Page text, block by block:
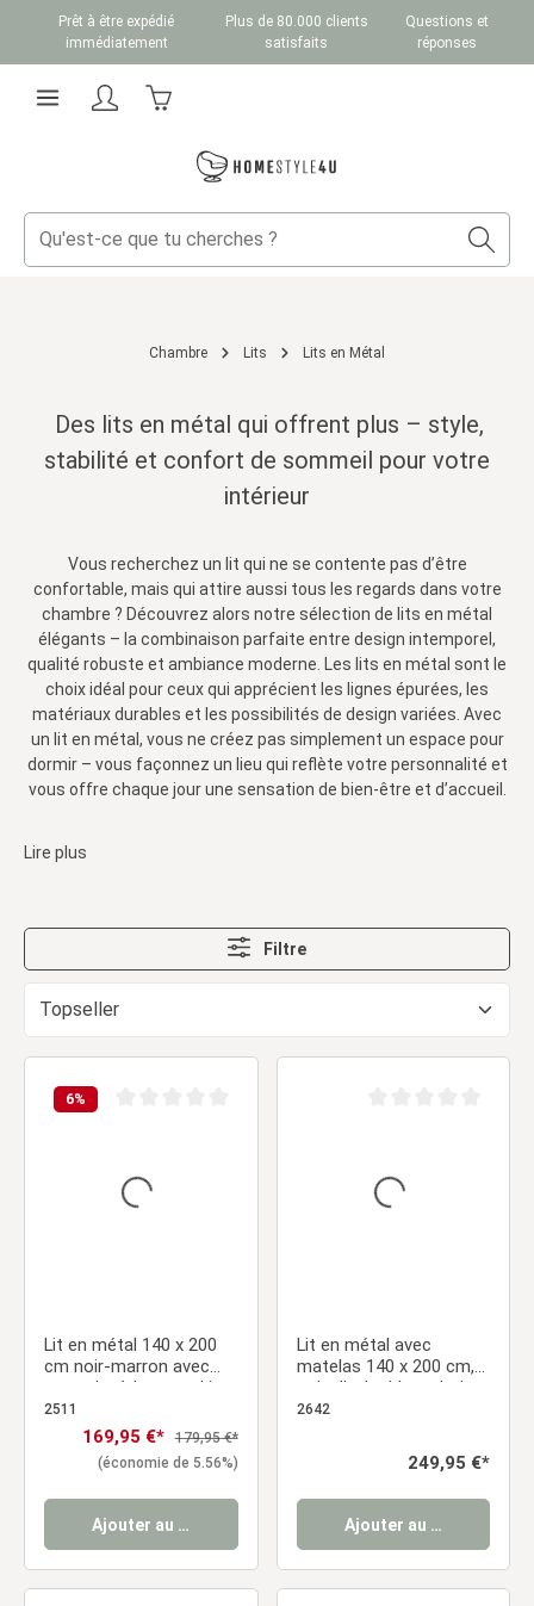
Passer au contenu principal
Prêt à être expédié
immédiatement
Plus de 80.000 clients
satisfaits
Questions et
réponses
Chambre Lits Lits en Métal
Des lits en métal qui offrent plus – style,
stabilité et confort de sommeil pour votre
intérieur
Vous recherchez un lit qui ne se contente pas d’être
confortable, mais qui attire aussi tous les regards dans votre
chambre ? Découvrez alors notre sélection de lits en métal
élégants – la combinaison parfaite entre design intemporel,
qualité robuste et ambiance moderne. Les lits en métal sont le
choix idéal pour ceux qui apprécient les lignes épurées, les
matériaux durables et les possibilités de design variées. Avec
un lit en métal, vous ne créez pas simplement un espace pour
dormir – vous façonnez un lieu qui reflète votre personnalité et
vous offre chaque jour une sensation de bien-être et d’accueil.
Lire plus
Filtre
6%
Lit en métal 140 x 200
cm noir-marron avec
sommier à lattes – Lit
double moderne aspect
2511
Prix de vente :
169,95 €* Prix régulier :
179,95 €*
(économie de 5.56%)
Ajouter au panier
Lit en métal avec
matelas 140 x 200 cm,
noir ; lit double en bois
marron ; lit futon ; lit ;
d'appoint ; lit pour
2642
Prix régulier :
249,95 €*
Ajouter au panier